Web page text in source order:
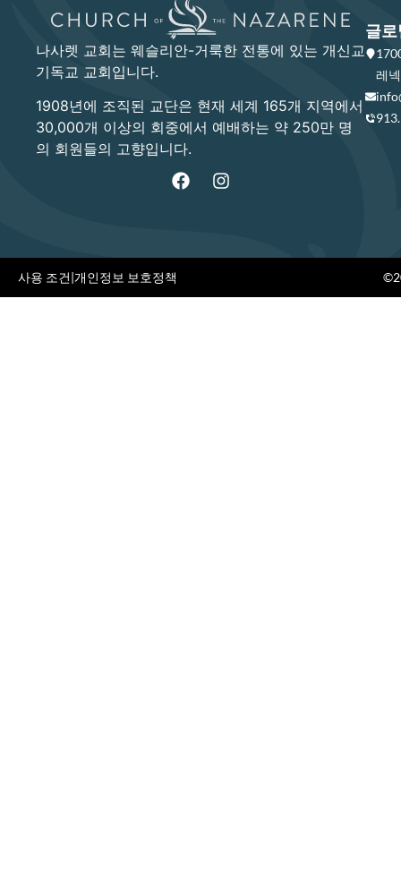
나사렛 교회는 웨슬리안-거룩한 전통에 있는 개신교
기독교 교회입니다.
1908년에 조직된 교단은 현재 세계 165개 지역에서
30,000개 이상의 회중에서 예배하는 약 250만 명
의 회원들의 고향입니다.
글로
레
사용 조건|개인정보 보호정책